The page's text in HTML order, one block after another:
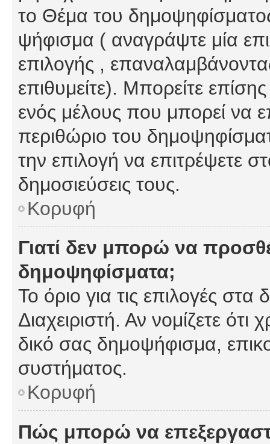
το Θέμα του
ψήφισμα ( αναγράψτε μία
επιλογής ,
επιθυμείτε). Μπορείτε
ενός μέλους που μπορεί να
περιθώριο του
την επιλογή να επιτρέψετε
δημοσιεύσεις τους.
Κορυφή
Γιατί δεν μπορώ να
δημοψηφίσματα;
Το όριο για τις επιλογές
Διαχειριστή. Αν νομίζετε ότι
δικό σας δημοψήφισμα,
συστήματος.
Κορυφή
Πώς μπορώ να